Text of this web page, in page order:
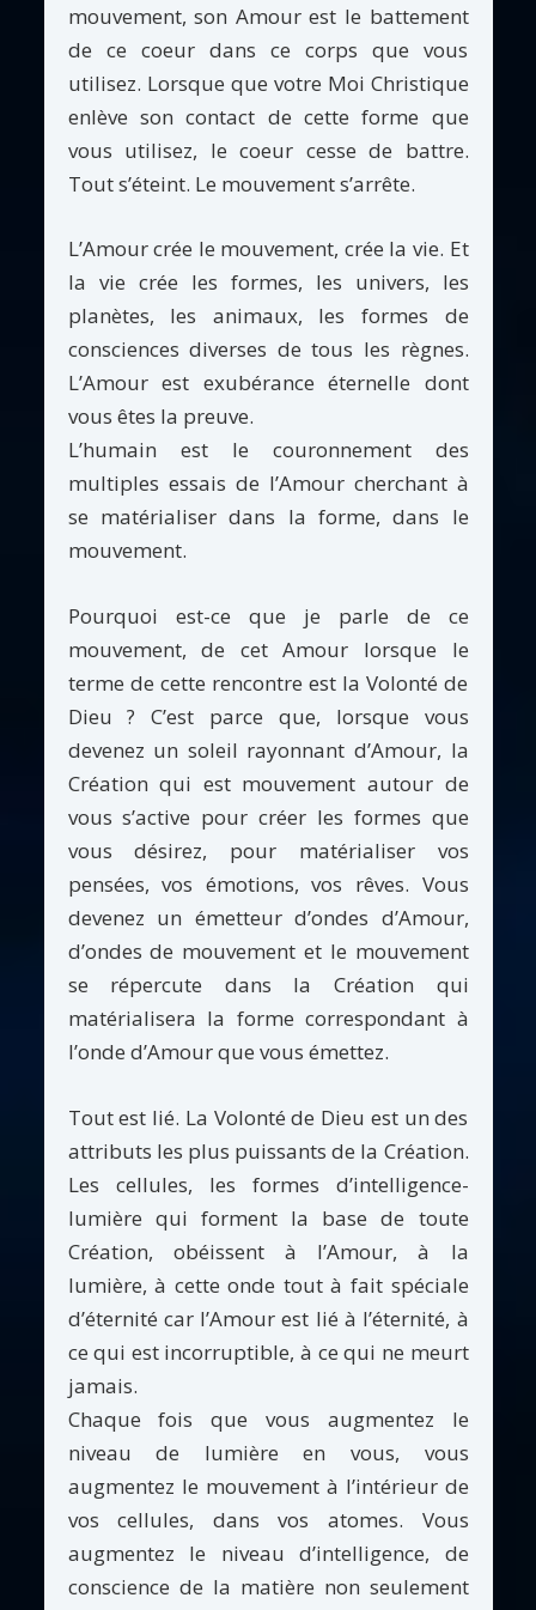
mouvement, son Amour est le battement
de ce coeur dans ce corps que vous
utilisez. Lorsque que votre Moi Christique
enlève son contact de cette forme que
vous utilisez, le coeur cesse de battre.
Tout s’éteint. Le mouvement s’arrête.
L’Amour crée le mouvement, crée la vie. Et
la vie crée les formes, les univers, les
planètes, les animaux, les formes de
consciences diverses de tous les règnes.
L’Amour est exubérance éternelle dont
vous êtes la preuve.
L’humain est le couronnement des
multiples essais de l’Amour cherchant à
se matérialiser dans la forme, dans le
mouvement.
Pourquoi est-ce que je parle de ce
mouvement, de cet Amour lorsque le
terme de cette rencontre est la Volonté de
Dieu ? C’est parce que, lorsque vous
devenez un soleil rayonnant d’Amour, la
Création qui est mouvement autour de
vous s’active pour créer les formes que
vous désirez, pour matérialiser vos
pensées, vos émotions, vos rêves. Vous
devenez un émetteur d’ondes d’Amour,
d’ondes de mouvement et le mouvement
se répercute dans la Création qui
matérialisera la forme correspondant à
l’onde d’Amour que vous émettez.
Tout est lié. La Volonté de Dieu est un des
attributs les plus puissants de la Création.
Les cellules, les formes d’intelligence-
lumière qui forment la base de toute
Création, obéissent à l’Amour, à la
lumière, à cette onde tout à fait spéciale
d’éternité car l’Amour est lié à l’éternité, à
ce qui est incorruptible, à ce qui ne meurt
jamais.
Chaque fois que vous augmentez le
niveau de lumière en vous, vous
augmentez le mouvement à l’intérieur de
vos cellules, dans vos atomes. Vous
augmentez le niveau d’intelligence, de
conscience de la matière non seulement